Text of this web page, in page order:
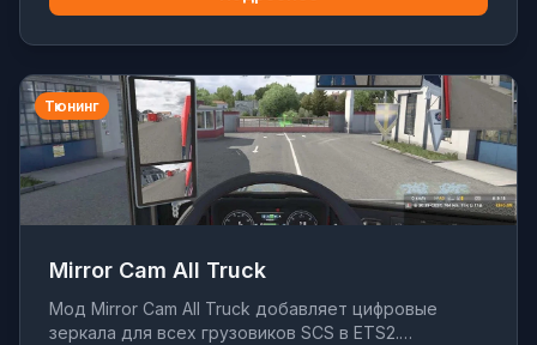
Тюнинг
Mirror Cam All Truck
Мод Mirror Cam All Truck добавляет цифровые
зеркала для всех грузовиков SCS в ETS2.